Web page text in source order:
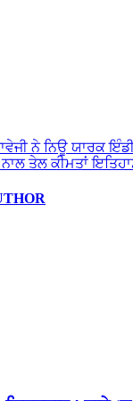
ਨੇ ਨਿਊ ਯਾਰਕ
ਨਾਲ ਤੇਲ ਕੀਮਤਾਂ